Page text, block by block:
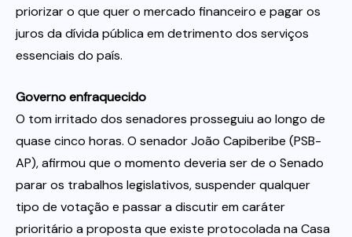
priorizar o que quer o mercado financeiro e pagar os
juros da dívida pública em detrimento dos serviços
essenciais do país.
Governo enfraquecido
O tom irritado dos senadores prosseguiu ao longo de
quase cinco horas. O senador João Capiberibe (PSB-
AP), afirmou que o momento deveria ser de o Senado
parar os trabalhos legislativos, suspender qualquer
tipo de votação e passar a discutir em caráter
prioritário a proposta que existe protocolada na Casa